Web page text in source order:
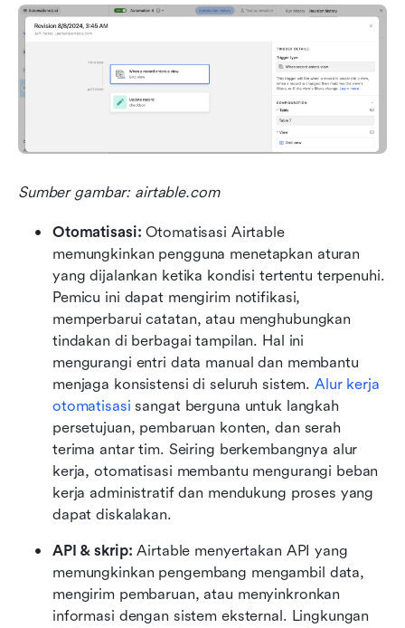
Sumber gambar: airtable.com
Otomatisasi: Otomatisasi Airtable
memungkinkan pengguna menetapkan aturan
yang dijalankan ketika kondisi tertentu terpenuhi.
Pemicu ini dapat mengirim notifikasi,
memperbarui catatan, atau menghubungkan
tindakan di berbagai tampilan. Hal ini
mengurangi entri data manual dan membantu
menjaga konsistensi di seluruh sistem. Alur kerja
otomatisasi sangat berguna untuk langkah
persetujuan, pembaruan konten, dan serah
terima antar tim. Seiring berkembangnya alur
kerja, otomatisasi membantu mengurangi beban
kerja administratif dan mendukung proses yang
dapat diskalakan.
API & skrip: Airtable menyertakan API yang
memungkinkan pengembang mengambil data,
mengirim pembaruan, atau menyinkronkan
informasi dengan sistem eksternal. Lingkungan